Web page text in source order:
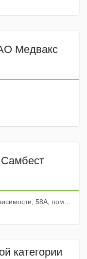
Медвакс
58А, пом. 31
категории